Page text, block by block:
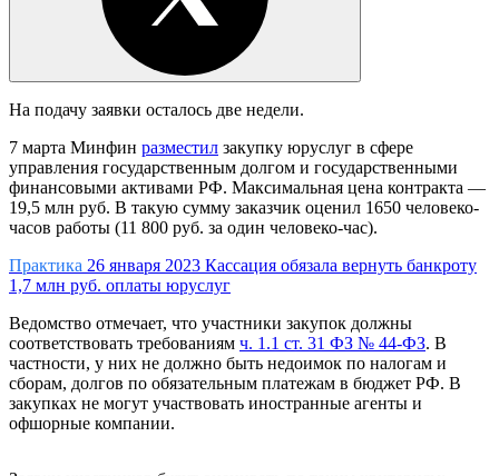
На подачу заявки осталось две недели.
7 марта Минфин разместил закупку юруслуг в сфере
управления государственным долгом и государственными
финансовыми активами РФ. Максимальная цена контракта —
19,5 млн руб. В такую сумму заказчик оценил 1650 человеко-
часов работы (11 800 руб. за один человеко-час).
Практика 26 января 2023 Кассация обязала вернуть банкроту
1,7 млн руб. оплаты юруслуг
Ведомство отмечает, что участники закупок должны
соответствовать требованиям ч. 1.1 ст. 31 ФЗ № 44-ФЗ. В
частности, у них не должно быть недоимок по налогам и
сборам, долгов по обязательным платежам в бюджет РФ. В
закупках не могут участвовать иностранные агенты и
офшорные компании.